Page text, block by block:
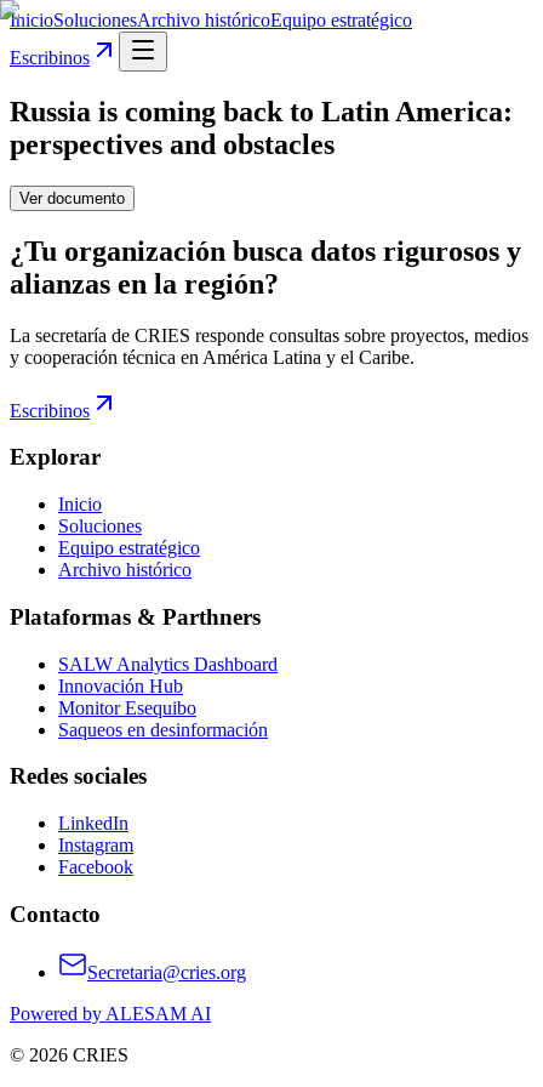
InicioSolucionesArchivo históricoEquipo estratégico
Escribinos
Russia is coming back to Latin America:
perspectives and obstacles
Ver documento
¿Tu organización busca datos rigurosos y
alianzas en la región?
La secretaría de CRIES responde consultas sobre proyectos, medios
y cooperación técnica en América Latina y el Caribe.
Escribinos
Explorar
Inicio
Soluciones
Equipo estratégico
Archivo histórico
Plataformas & Parthners
SALW Analytics Dashboard
Innovación Hub
Monitor Esequibo
Saqueos en desinformación
Redes sociales
LinkedIn
Instagram
Facebook
Contacto
Secretaria@cries.org
Powered by ALESAM AI
© 2026 CRIES